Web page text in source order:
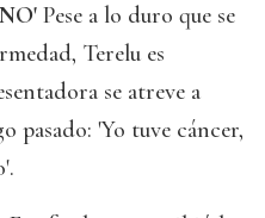
Pese a lo duro que se
Terelu es
se atreve a
pasado: 'Yo tuve cáncer,